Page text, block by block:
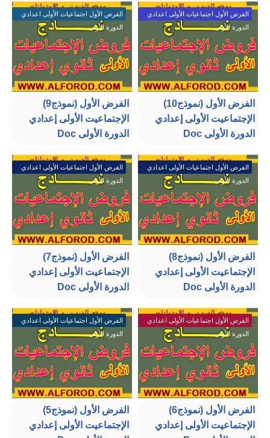
الفرض الأول اجتماعيات الأولى اعدادي
الدورة الأولى
الفرض الأول (نموذج10)
الإجتماعيت الأولى إعدادي
الدورة الأولى Doc
الفرض الأول اجتماعيات الأولى اعدادي
الدورة الأولى
الفرض الأول (نموذج9)
الإجتماعيت الأولى إعدادي
الدورة الأولى Doc
الفرض الأول اجتماعيات الأولى اعدادي
الدورة الأولى
الفرض الأول (نموذج8)
الإجتماعيت الأولى إعدادي
الدورة الأولى Doc
الفرض الأول اجتماعيات الأولى اعدادي
الدورة الأولى
الفرض الأول (نموذج7)
الإجتماعيت الأولى إعدادي
الدورة الأولى Doc
الفرض الأول اجتماعيات الأولى اعدادي
الدورة الأولى
الفرض الأول (نموذج6)
الإجتماعيت الأولى إعدادي
الفرض الأول اجتماعيات الأولى اعدادي
الدورة الأولى
الفرض الأول (نموذج5)
الإجتماعيت الأولى إعدادي